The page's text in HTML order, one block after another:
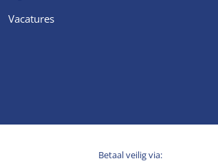
Vacatures
Betaal veilig via: